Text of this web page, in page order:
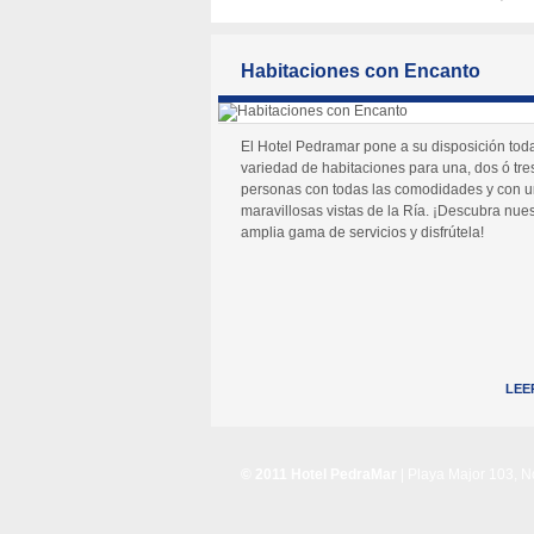
Habitaciones con Encanto
El Hotel Pedramar pone a su disposición
variedad de habitaciones para una, dos ó
personas con todas las comodidades y con
maravillosas vistas de la Ría. ¡Descubra
amplia gama de servicios y disfrútela!